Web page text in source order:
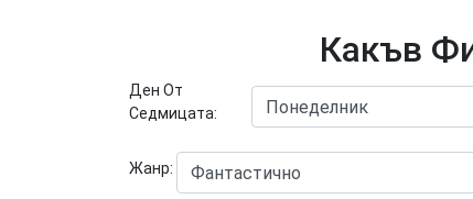
Какъв
Ден От
Седмицата:
Жанр: